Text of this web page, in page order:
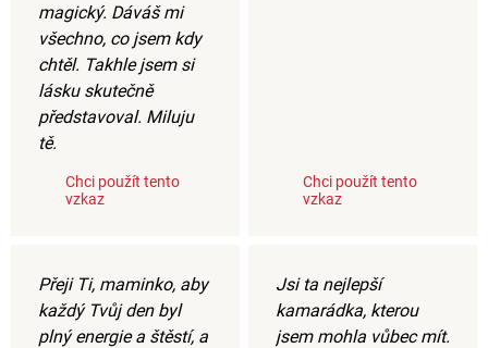
magický. Dáváš mi
všechno, co jsem kdy
chtěl. Takhle jsem si
lásku skutečně
představoval. Miluju
tě.
Chci použít tento
vzkaz
Chci použít tento
vzkaz
Přeji Ti, maminko, aby
každý Tvůj den byl
plný energie a štěstí, a
Jsi ta nejlepší
kamarádka, kterou
jsem mohla vůbec mít.